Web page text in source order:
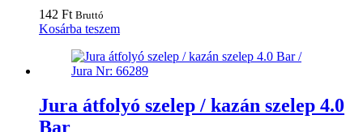
142 Ft Bruttó
Kosárba teszem
Jura átfolyó szelep / kazán szelep 4.0
Bar